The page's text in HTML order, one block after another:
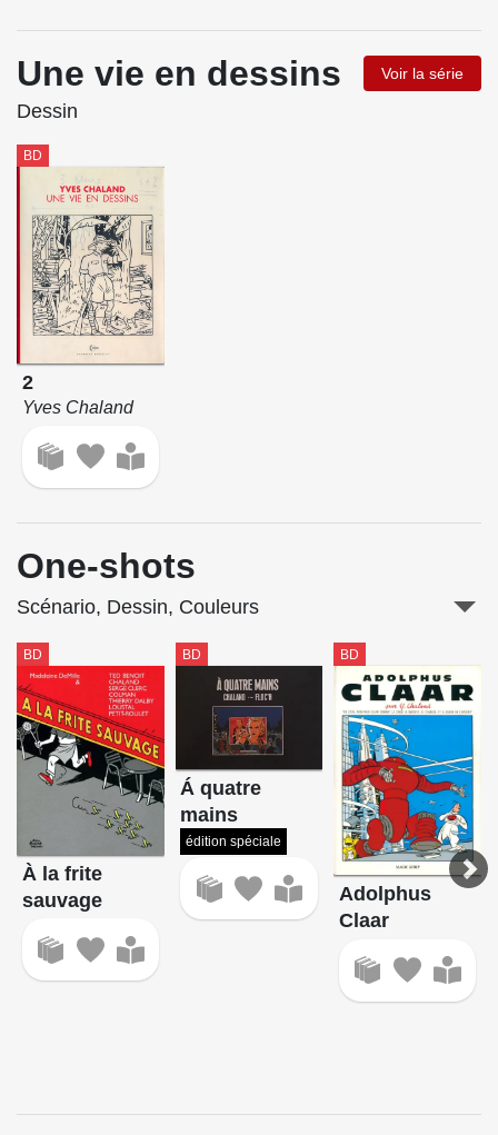
Une vie en dessins Voir la série
Dessin
BD
2
Yves Chaland
One-shots
Scénario, Dessin, Couleurs
BD
À la frite
sauvage
BD
Á quatre
mains
édition spéciale
BD
Adolphus
Claar